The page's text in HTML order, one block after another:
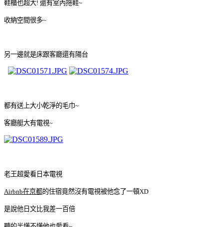
鞋櫃也超大! 還有室內拖鞋~
收納空間很多~
另一邊就是床跟客廳還有陽台
都有送上大小乾淨的毛巾~
客廳艇大有電視~
老王超愛看日本電視
Airbnb在京都的住宿竟然沒有電視被他念了一頓XD
是說他日文比我差一百倍